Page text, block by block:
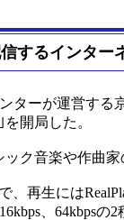
するインター
ターが運営する
開局した。
ク音楽や作曲家
再生には
、64kbpsの2